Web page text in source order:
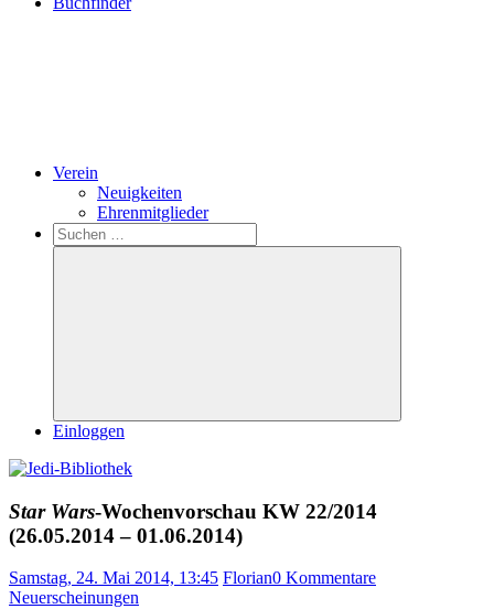
Verein
Neuigkeiten
Ehrenmitglieder
Search
Suchen
nach:
Suchen
Einloggen
Star Wars-Wochenvorschau KW 22/2014
(26.05.2014 – 01.06.2014)
Samstag, 24. Mai 2014, 13:45 Florian0 Kommentare
Neuerscheinungen